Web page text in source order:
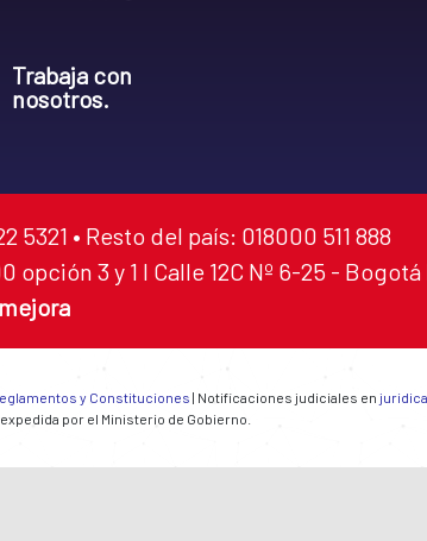
Trabaja con
nosotros.
• Resto del país: 018000 511 888
3 y 1 I Calle 12C Nº 6-25 -
y Constituciones | Notificaciones judiciales en
por el Ministerio de Gobierno.